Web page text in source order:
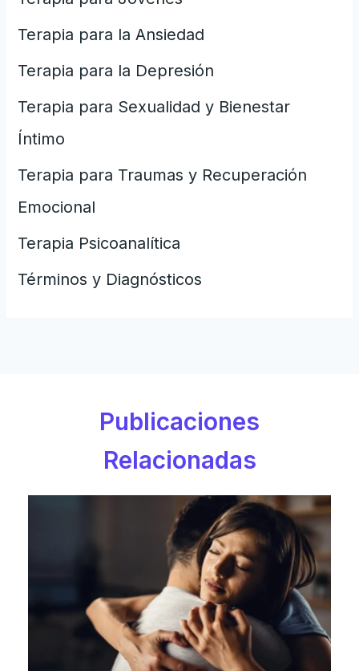
Terapia para la Ansiedad
Terapia para la Depresión
Terapia para Sexualidad y Bienestar
Íntimo
Terapia para Traumas y Recuperación
Emocional
Terapia Psicoanalítica
Términos y Diagnósticos
Publicaciones
Relacionadas